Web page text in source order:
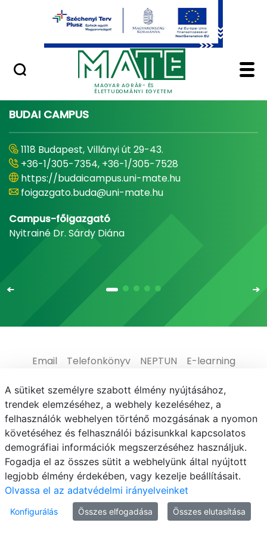
Ugrás a fő tartalomhoz
MAGYAR AGRÁR- ÉS
ÉLETTUDOMÁNYI EGYETEM
Minőségügy
Home - Magyar
BUDAI CAMPUS
1118 Budapest, Villányi út 29-43.
+36-1/305-7354, +36-1/305-7528
https://budaicampus.uni-mate.hu
foigazgato.buda@uni-mate.hu
Campus-főigazgató
Nyitrainé Dr. Sárdy Diána
Email Telefonkönyv NEPTUN
E-learning
Médiaközpont
Informatikai Igazgatóság
Adatvédelem
© MATE 2021
A sütiket személyre szabott élmény nyújtásához,
trendek elemzéséhez, a webhely kezeléséhez, a
felhasználók webhelyen történő mozgásának a nyomon
követéséhez és felhasználói bázisunkkal kapcsolatos
demográfiai információk megszerzéséhez használjuk.
Fogadja el az összes sütit a webhelyünk által nyújtott
legjobb élmény érdekében, vagy kezelje beállításait.
Olvassa el az adatvédelmi irányelveinket
Konfigurálás Összes elfogadása Összes elutasítása